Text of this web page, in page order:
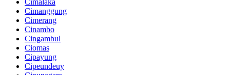
Cimanggung
Cimerang
Cinambo
Cingambul
Ciomas
Cipayung
Cipeundeuy